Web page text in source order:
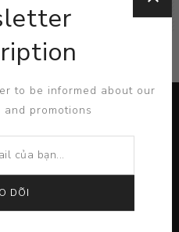
to be informed about our
promotions
DÕI